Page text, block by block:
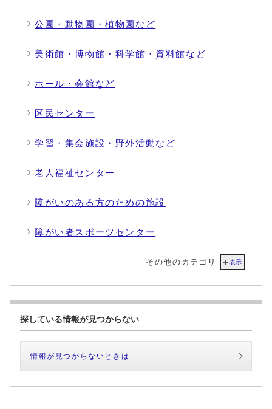
公園・動物園・植物園など
美術館・博物館・科学館・資料館など
ホール・会館など
区民センター
学習・集会施設・野外活動など
老人福祉センター
障がいのある方のための施設
障がい者スポーツセンター
その他のカテゴリ 表示
探している情報が見つからない
情報が見つからないときは